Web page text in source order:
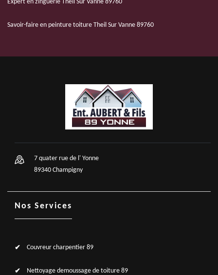
Expert en zinguerie Theil Sur Vanne 89760
Savoir-faire en peinture toiture Theil Sur Vanne 89760
7 quater rue de l' Yonne
89340 Champigny
Nos Services
Couvreur charpentier 89
Nettoyage demoussage de toiture 89